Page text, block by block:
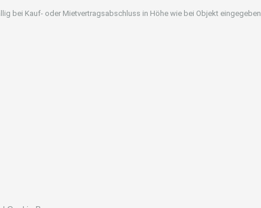
bei Kauf- oder Mietvertragsabschluss in Höhe wie bei Objekt eingegeben